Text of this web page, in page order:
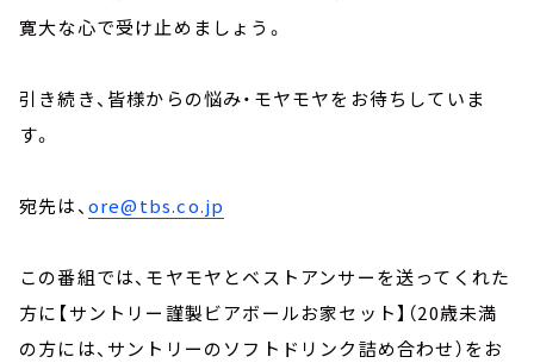
寛大な心で受け止めましょう。
引き続き、皆様からの悩み・モヤモヤをお待ちしていま
す。
宛先は、ore@tbs.co.jp
この番組では、モヤモヤとベストアンサーを送ってくれた
方に【サントリー謹製ビアボールお家セット】（20歳未満
の方には、サントリーのソフトドリンク詰め合わせ）をお